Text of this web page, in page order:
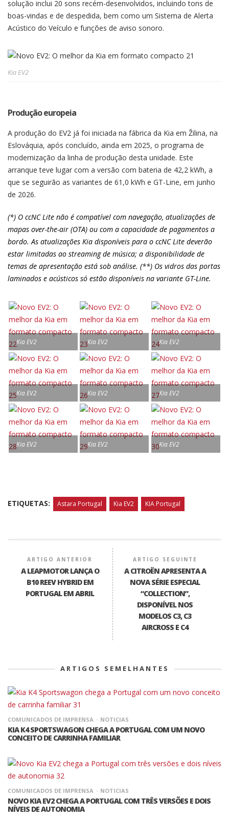
solução inclui 20 sons recém-desenvolvidos, incluindo tons de
boas-vindas e de despedida, bem como um Sistema de Alerta
Acústico do Veículo e funções de aviso sonoro.
Kia EV2
Produção europeia
A produção do EV2 já foi iniciada na fábrica da Kia em Žilina, na
Eslováquia, após concluído, ainda em 2025, o programa de
modernização da linha de produção desta unidade. Este
arranque teve lugar com a versão com bateria de 42,2 kWh, a
que se seguirão as variantes de 61,0 kWh e GT-Line, em junho
de 2026.
(*) O ccNC Lite não é compatível com navegação, atualizações de
mapas over-the-air (OTA) ou com a capacidade de pagamentos a
bordo. As atualizações Kia disponíveis para o ccNC Lite deverão
estar limitadas ao streaming de música; a disponibilidade de
temas de apresentação está sob análise. (**) Os vidros das portas
laminados e acústicos só estão disponíveis na variante GT-Line.
Kia EV2 Kia EV2 Kia EV2
Kia EV2 Kia EV2 Kia EV2
Kia EV2 Kia EV2 Kia EV2
ETIQUETAS: Astara Portugal Kia EV2 KIA Portugal
ARTIGO ANTERIOR
A LEAPMOTOR LANÇA O
B10 REEV HYBRID EM
PORTUGAL EM ABRIL
ARTIGO SEGUINTE
A CITROËN APRESENTA A
NOVA SÉRIE ESPECIAL
“COLLECTION”,
DISPONÍVEL NOS
MODELOS C3, C3
AIRCROSS E C4
ARTIGOS SEMELHANTES
COMUNICADOS DE IMPRENSA NOTICIAS
KIA K4 SPORTSWAGON CHEGA A PORTUGAL COM UM NOVO
CONCEITO DE CARRINHA FAMILIAR
COMUNICADOS DE IMPRENSA NOTICIAS
NOVO KIA EV2 CHEGA A PORTUGAL COM TRÊS VERSÕES E DOIS
NÍVEIS DE AUTONOMIA